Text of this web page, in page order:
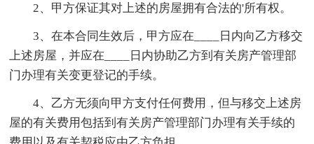
2、甲方保证其对上述的房屋拥有合法的'所有权。
3、在本合同生效后，甲方应在____日内向乙方移交
上述房屋，并应在____日内协助乙方到有关房产管理部
门办理有关变更登记的手续。
4、乙方无须向甲方支付任何费用，但与移交上述房
屋的有关费用包括到有关房产管理部门办理有关手续的